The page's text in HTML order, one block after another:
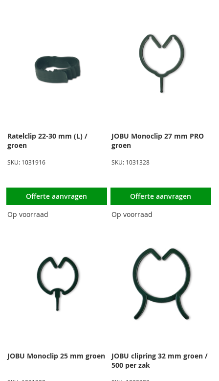
Ratelclip 22-30 mm (L) /
groen
SKU: 1031916
Offerte aanvragen
Op voorraad
JOBU Monoclip 27 mm PRO
groen
SKU: 1031328
Offerte aanvragen
Op voorraad
JOBU Monoclip 25 mm groen
JOBU clipring 32 mm groen /
500 per zak